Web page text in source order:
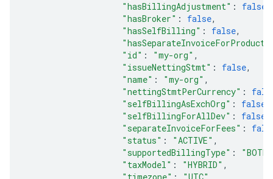
"hasBillingAdjustment" : false
"hasBroker" : false,
"hasSelfBilling" : false,
"hasSeparateInvoiceForProduct"
"id" : "my-org" ,
"issueNettingStmt" : false,
"name" : "my-org" ,
"nettingStmtPerCurrency" :
"selfBillingAsExchOrg" : false
"selfBillingForAllDev" : false
"separateInvoiceForFees" :
"status" : "ACTIVE" ,
"supportedBillingType" :
"BOTH"
"taxModel" : "HYBRID" ,